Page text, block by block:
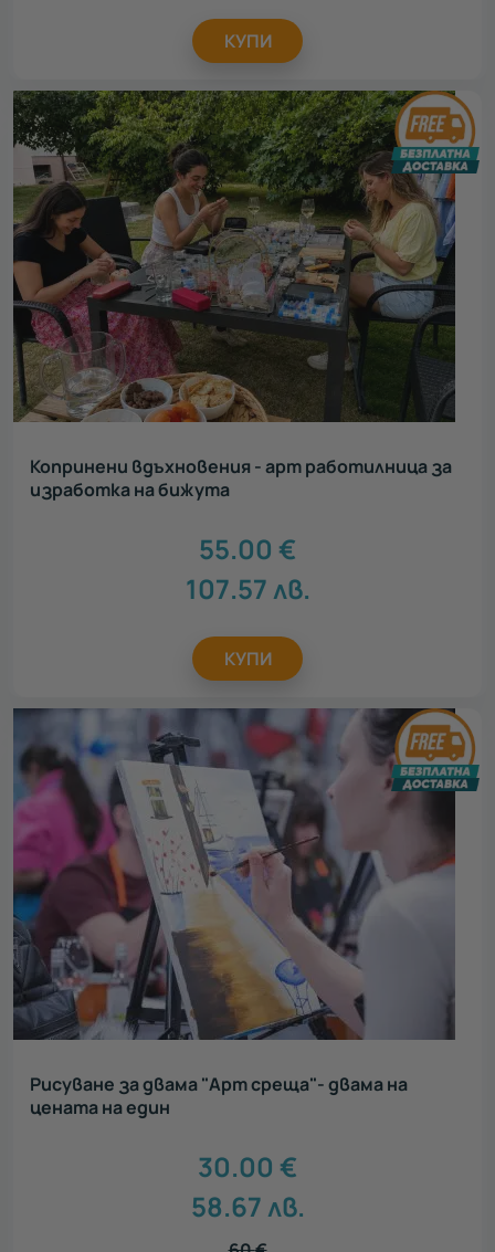
КУПИ
Копринени вдъхновения - арт работилница за
изработка на бижута
55.00 €
107.57лв.
КУПИ
Рисуване за двама "Арт среща"- двама на
цената на един
30.00 €
58.67лв.